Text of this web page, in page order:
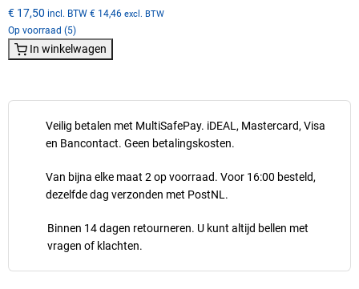
Veilig betalen met MultiSafePay. iDEAL, Mastercard, Visa
en Bancontact. Geen betalingskosten.
Van bijna elke maat 2 op voorraad. Voor 16:00 besteld,
dezelfde dag verzonden met PostNL.
Binnen 14 dagen retourneren. U kunt altijd bellen met
vragen of klachten.
€ 17,50 incl. BTW € 14,46 excl. BTW
Op voorraad (5)
In winkelwagen